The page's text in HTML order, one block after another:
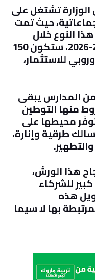
تشتغل على
حيث تمت
من هذا النوع خلال
الفترة الممتدة بين سنتي 2021-2026، ستكون 150
للاستثمار،
من المدارس يبقى
منها التوطين
محيطها على
طرقية وإنارة،
.
هذا الورش،
للشركاء
هذه
بها لا سيما